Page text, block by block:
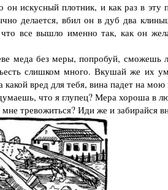
искусный плотник, и как раз в эту
делается, вбил он в дуб два
что все вышло именно так, как он
меда без меры, попробуй, сможешь
слишком много. Вкушай же их
вред для тебя, вина падет на мою
что я глупец? Мера хороша в
тревожиться? Иди же и забирайся